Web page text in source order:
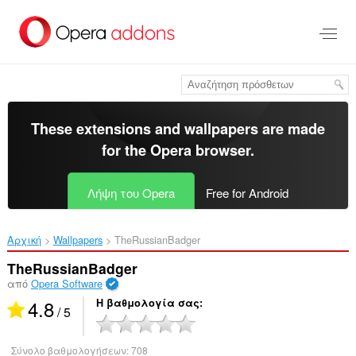
στο
κύριο
These extensions and wallpapers are made
for theOpera browser.
Λήψη του Opera Free for Android
Αρχική Wallpapers TheRussianBadger‎
TheRussianBadger
από Opera Software
4.8/ 5 Η βαθμολογία σας
Σύνολο βαθμολογήσεων:708